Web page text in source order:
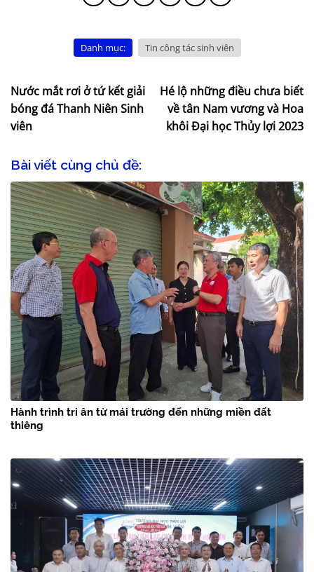
Danh mục: Tin công tác sinh viên
Nước mắt rơi ở tứ kết giải
bóng đá Thanh Niên Sinh
viên
Hé lộ những điều chưa biết
về tân Nam vương và Hoa
khôi Đại học Thủy lợi 2023
Bài viết cùng chủ đề:
Hành trình tri ân từ mái trường đến những miền đất
thiêng